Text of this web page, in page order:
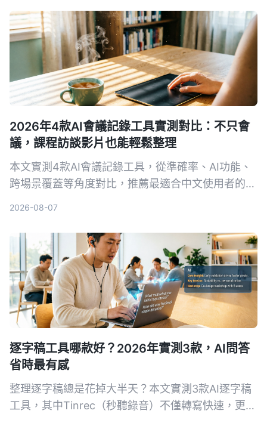
2026年4款AI會議記錄工具實測對比：不只會
議，課程訪談影片也能輕鬆整理
本文實測4款AI會議記錄工具，從準確率、AI功能、
跨場景覆蓋等角度對比，推薦最適合中文使用者的
2026-08-07
逐字稿工具哪款好？2026年實測3款，AI問答
省時最有感
整理逐字稿總是花掉大半天？本文實測3款AI逐字稿
工具，其中Tinrec（秒聽錄音）不僅轉寫快速，更能